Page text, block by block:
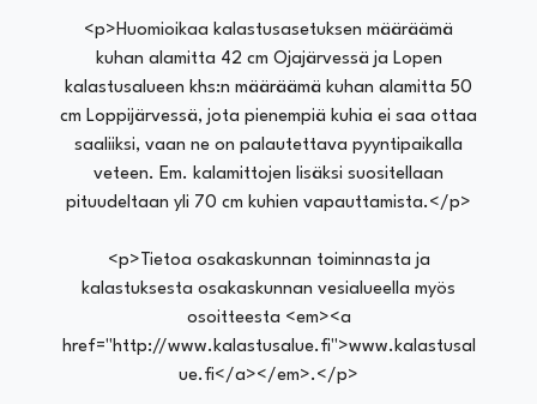
<p>Huomioikaa kalastusasetuksen määräämä
kuhan alamitta 42 cm Ojajärvessä ja Lopen
kalastusalueen khs:n määräämä kuhan alamitta 50
cm Loppijärvessä, jota pienempiä kuhia ei saa ottaa
saaliiksi, vaan ne on palautettava pyyntipaikalla
veteen. Em. kalamittojen lisäksi suositellaan
pituudeltaan yli 70 cm kuhien vapauttamista.</p>
<p>Tietoa osakaskunnan toiminnasta ja
kalastuksesta osakaskunnan vesialueella myös
osoitteesta <em><a
href="http://www.kalastusalue.fi">www.kalastusal
ue.fi</a></em>.</p>